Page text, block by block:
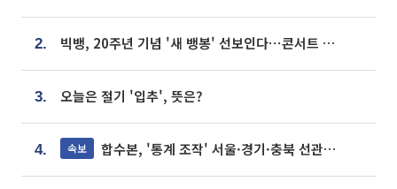
2. 빅뱅, 20주년 기념 '새 뱅봉' 선보인다⋯콘서트 앞두고 팝업 개최
3. 오늘은 절기 '입추', 뜻은?
4. 속보 합수본, '통계 조작' 서울·경기·충북 선관위 등 추가 압수수색